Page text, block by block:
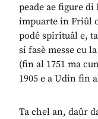
peade ae figure
impuarte in Friûl
podê spirituâl e,
si fasè messe cu
(fin al 1751 ma
1905 e a Udin fin
Ta chel an, daûr